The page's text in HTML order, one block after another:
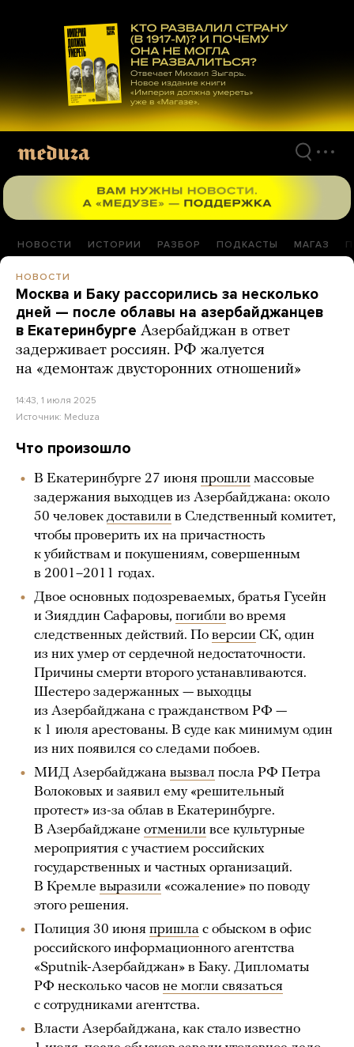
материалам
НОВОСТИ ИСТОРИИ РАЗБОР ПОДКАСТЫ МАГАЗ
НОВОСТИ
Москва и Баку рассорились за несколько
дней — после облавы на азербайджанцев
в Екатеринбурге Азербайджан в ответ
задерживает россиян. РФ жалуется
на «демонтаж двусторонних отношений»
14:43, 1 июля 2025
Источник: Meduza
Что произошло
В Екатеринбурге 27 июня прошли массовые
задержания выходцев из Азербайджана: около
50 человек доставили в Следственный комитет,
чтобы проверить их на причастность
к убийствам и покушениям, совершенным
в 2001–2011 годах.
Двое основных подозреваемых, братья Гусейн
и Зияддин Сафаровы, погибли во время
следственных действий. По версии СК, один
из них умер от сердечной недостаточности.
Причины смерти второго устанавливаются.
Шестеро задержанных — выходцы
из Азербайджана с гражданством РФ —
к 1 июля арестованы. В суде как минимум один
из них появился со следами побоев.
МИД Азербайджана вызвал посла РФ Петра
Волоковых и заявил ему «решительный
протест» из-за облав в Екатеринбурге.
В Азербайджане отменили все культурные
мероприятия с участием российских
государственных и частных организаций.
В Кремле выразили «сожаление» по поводу
этого решения.
Полиция 30 июня пришла с обыском в офис
российского информационного агентства
«Sputnik-Азербайджан» в Баку. Дипломаты
РФ несколько часов не могли связаться
с сотрудниками агентства.
Власти Азербайджана, как стало известно